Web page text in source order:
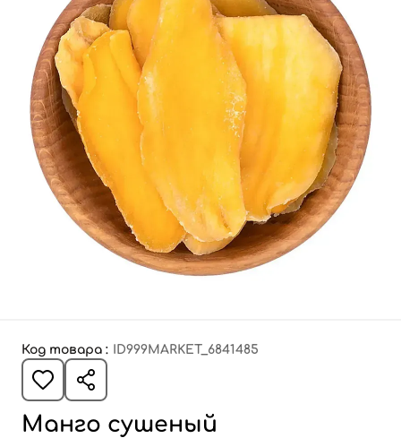
Код товара : ID999MARKET_6841485
Манго сушеный